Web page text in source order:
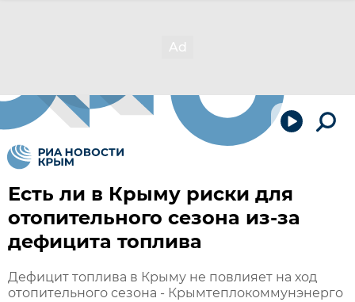
Есть ли в Крыму риски для
отопительного сезона из-за
дефицита топлива
Дефицит топлива в Крыму не повлияет на ход
отопительного сезона - Крымтеплокоммунэнерго